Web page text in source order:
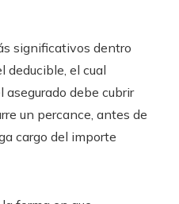
significativos dentro
deducible, el cual
asegurado debe cubrir
un percance, antes de
cargo del importe